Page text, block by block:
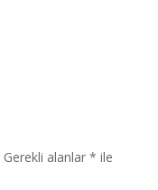
Gerekli alanlar * ile